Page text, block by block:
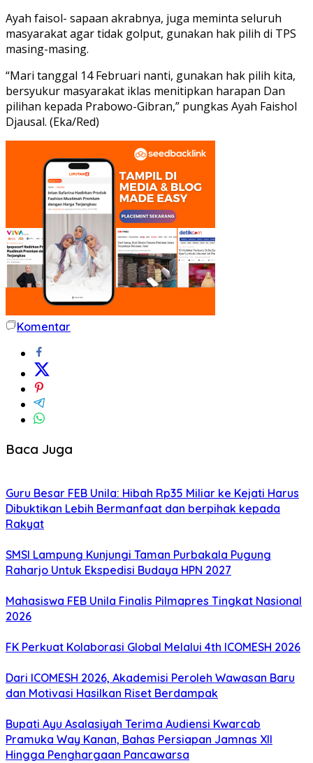
Ayah faisol- sapaan akrabnya, juga meminta seluruh
masyarakat agar tidak golput, gunakan hak pilih di TPS
masing-masing.
“Mari tanggal 14 Februari nanti, gunakan hak pilih kita,
bersyukur masyarakat iklas menitipkan harapan Dan
pilihan kepada Prabowo-Gibran,” pungkas Ayah Faishol
Djausal. (Eka/Red)
Komentar
Baca Juga
Guru Besar FEB Unila: Hibah Rp35 Miliar ke Kejati Harus
Dibuktikan Lebih Bermanfaat dan berpihak kepada
Rakyat
SMSI Lampung Kunjungi Taman Purbakala Pugung
Raharjo Untuk Ekspedisi Budaya HPN 2027
Mahasiswa FEB Unila Finalis Pilmapres Tingkat Nasional
2026
FK Perkuat Kolaborasi Global Melalui 4th ICOMESH 2026
Dari ICOMESH 2026, Akademisi Peroleh Wawasan Baru
dan Motivasi Hasilkan Riset Berdampak
Bupati Ayu Asalasiyah Terima Audiensi Kwarcab
Pramuka Way Kanan, Bahas Persiapan Jamnas XII
Hingga Penghargaan Pancawarsa